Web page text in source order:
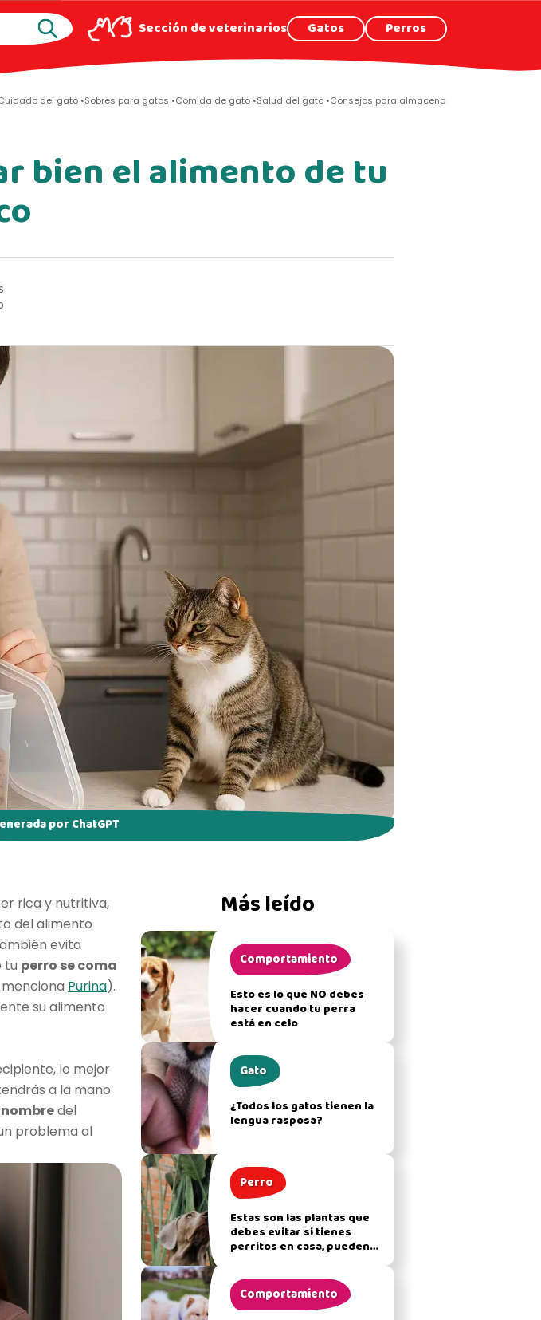
Sección de veterinarios Gatos Perros
del gato Sobres para gatos Comida de gato Salud del gato Consejos para almacenar bien el alimento
bien el alimento de tu
por ChatGPT
rica y nutritiva,
del alimento
evita
tu perro se coma
Purina).
su alimento
lo mejor
a la mano
del
problema al
Más leído
Comportamiento
Esto es lo que NO debes
hacer cuando tu perra
está en celo
Gato
¿Todos los gatos tienen la
lengua rasposa?
Perro
Estas son las plantas que
debes evitar si tienes
perritos en casa, pueden
Comportamiento